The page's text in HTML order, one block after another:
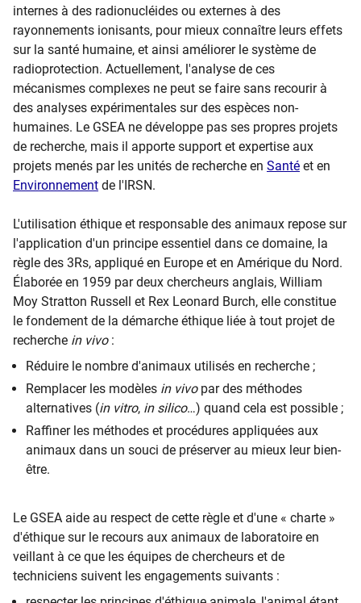
internes à des radionucléides ou externes à des
rayonnements ionisants, pour mieux connaître leurs effets
sur la santé humaine, et ainsi améliorer le système de
radioprotection. Actuellement, l'analyse de ces
mécanismes complexes ne peut se faire sans recourir à
des analyses expérimentales sur des espèces non-
humaines. Le GSEA ne développe pas ses propres projets
de recherche, mais il apporte support et expertise aux
projets menés par les unités de recherche en Santé et en
Environnement de l'IRSN.
L'utilisation éthique et responsable des animaux repose sur
l'application d'un principe essentiel dans ce domaine, la
règle des 3Rs, appliqué en Europe et en Amérique du Nord.
Élaborée en 1959 par deux chercheurs anglais, William
Moy Stratton Russell et Rex Leonard Burch, elle constitue
le fondement de la démarche éthique liée à tout projet de
recherche in vivo:
Réduire le nombre d'animaux utilisés en recherche ;
Remplacer les modèles in vivopar des méthodes
alternatives (in vitro, in silico…) quand cela est possible ;
Raffiner les méthodes et procédures appliquées aux
animaux dans un souci de préserver au mieux leur bien-
être.
Le GSEA aide au respect de cette règle et d'une « charte »
d'éthique sur le recours aux animaux de laboratoire en
veillant à ce que les équipes de chercheurs et de
techniciens suivent les engagements suivants :